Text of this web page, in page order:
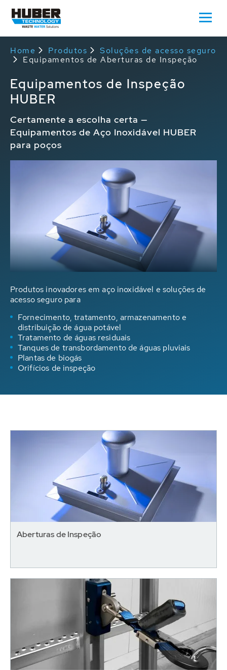
Home Produtos
Soluções de acesso seguro
Equipamentos de Aberturas de Inspeção
Equipamentos de Inspeção
HUBER
Certamente a escolha certa —
Equipamentos de Aço Inoxidável HUBER
para poços
Produtos inovadores em aço inoxidável e soluções de
acesso seguro para
Fornecimento, tratamento, armazenamento e
distribuição de água potável
Tratamento de águas residuais
Tanques de transbordamento de águas pluviais
Plantas de biogás
Orifícios de inspeção
Aberturas de Inspeção